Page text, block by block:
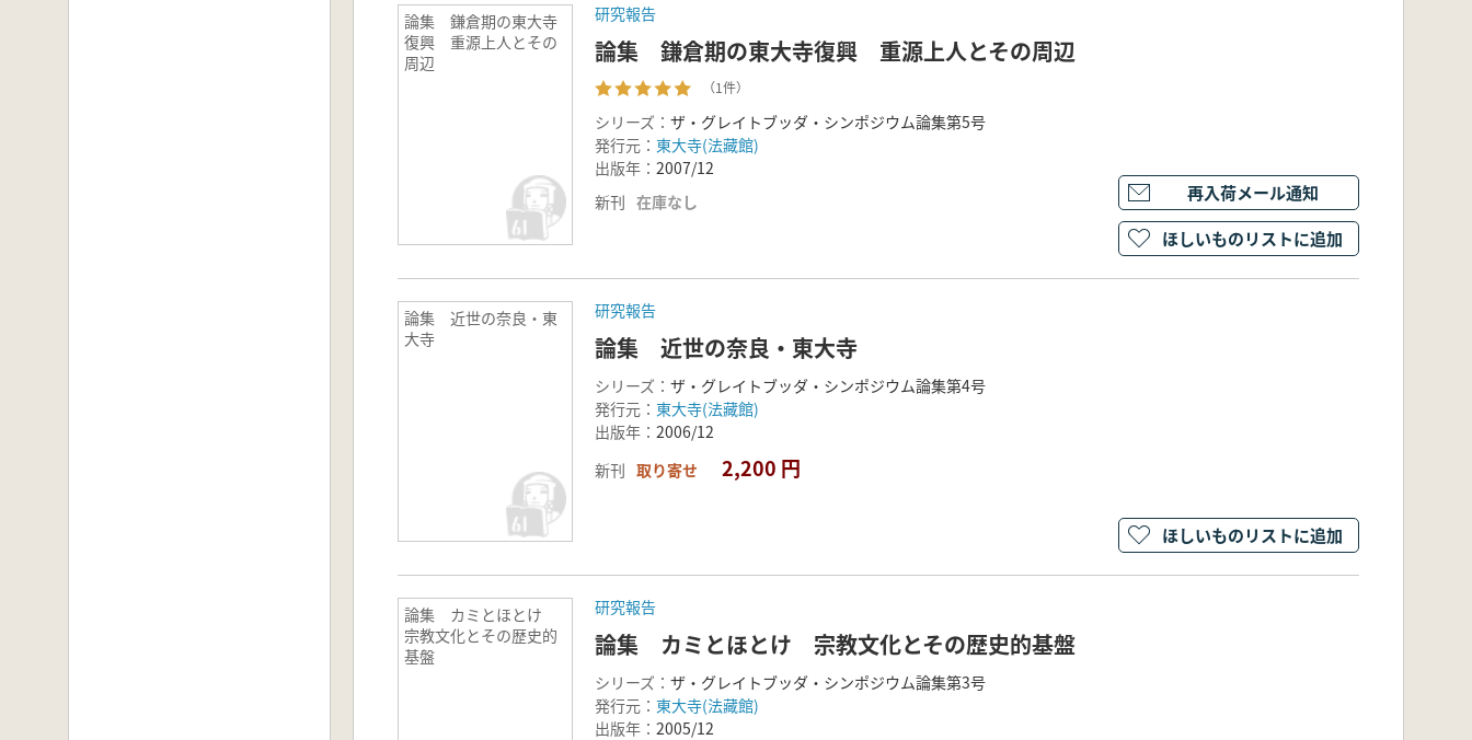
論集 鎌倉期の東大寺
復興 重源上人とその
周辺
研究報告
論集 鎌倉期の東大寺復興 重源上人とその周辺
（1件）
シリーズ： ザ・グレイトブッダ・シンポジウム論集第5号
発行元： 東大寺(法藏館)
出版年： 2007/12
新刊 在庫なし
再入荷メール通知
ほしいものリストに追加
論集 近世の奈良・東
大寺
研究報告
論集 近世の奈良・東大寺
シリーズ： ザ・グレイトブッダ・シンポジウム論集第4号
発行元： 東大寺(法藏館)
出版年： 2006/12
新刊 取り寄せ 2,200 円
ほしいものリストに追加
論集 カミとほとけ
宗教文化とその歴史的
基盤
研究報告
論集 カミとほとけ 宗教文化とその歴史的基盤
シリーズ： ザ・グレイトブッダ・シンポジウム論集第3号
発行元： 東大寺(法藏館)
出版年： 2005/12